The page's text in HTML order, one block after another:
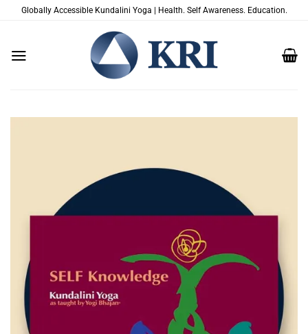
SaltarGlobally Accessible Kundalini Yoga | Health. Self Awareness. Education.